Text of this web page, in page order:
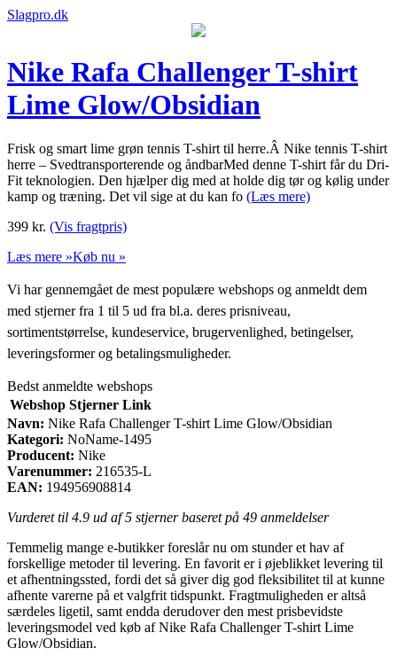
Slagpro.dk
Nike Rafa Challenger T-shirt
Lime Glow/Obsidian
Frisk og smart lime grøn tennis T-shirt til herre.Â Nike tennis T-shirt
herre – Svedtransporterende og åndbarMed denne T-shirt får du Dri-
Fit teknologien. Den hjælper dig med at holde dig tør og kølig under
kamp og træning. Det vil sige at du kan fo (Læs mere)
399 kr. (Vis fragtpris)
Læs mere »Køb nu »
Vi har gennemgået de mest populære webshops og anmeldt dem
med stjerner fra 1 til 5 ud fra bl.a. deres prisniveau,
sortimentstørrelse, kundeservice, brugervenlighed, betingelser,
leveringsformer og betalingsmuligheder.
Bedst anmeldte webshops
Webshop Stjerner Link
Navn: Nike Rafa Challenger T-shirt Lime Glow/Obsidian
Kategori: NoName-1495
Producent: Nike
Varenummer: 216535-L
EAN: 194956908814
Vurderet til 4.9 ud af 5 stjerner baseret på 49 anmeldelser
Temmelig mange e-butikker foreslår nu om stunder et hav af
forskellige metoder til levering. En favorit er i øjeblikket levering til
et afhentningssted, fordi det så giver dig god fleksibilitet til at kunne
afhente varerne på et valgfrit tidspunkt. Fragtmuligheden er altså
særdeles ligetil, samt endda derudover den mest prisbevidste
leveringsmodel ved køb af Nike Rafa Challenger T-shirt Lime
Glow/Obsidian.